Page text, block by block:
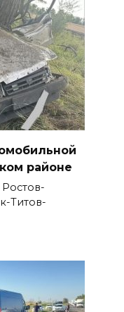
районе
Ростов-
Титов-